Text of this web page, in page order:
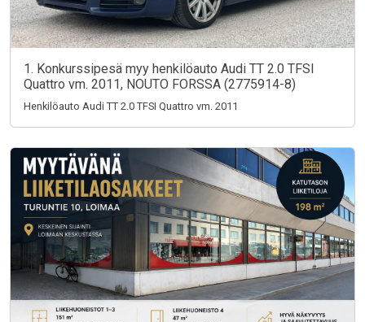
1. Konkurssipesä myy henkilöauto Audi TT 2.0 TFSI
Quattro vm. 2011, NOUTO FORSSA (2775914-8)
Henkilöauto Audi TT 2.0 TFSI Quattro vm. 2011